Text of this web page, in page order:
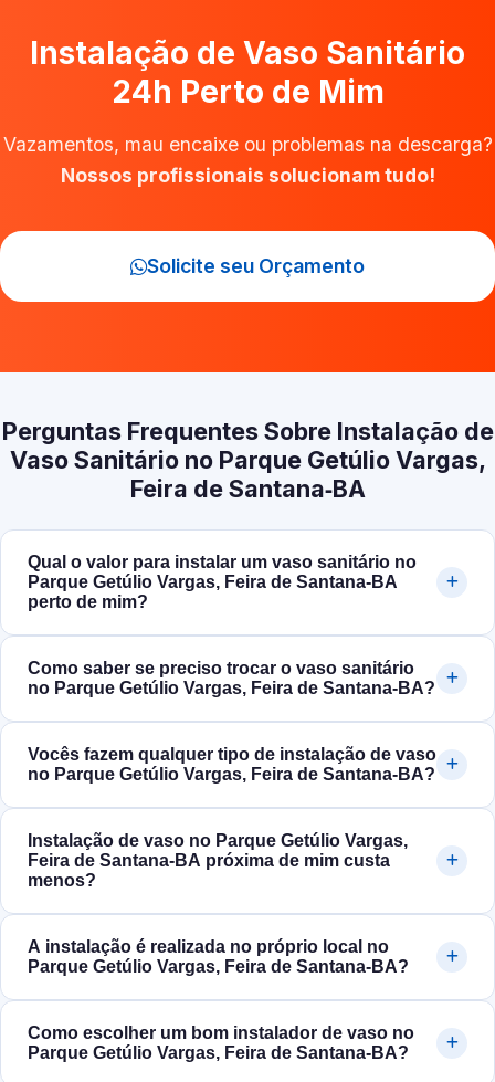
Instalação de Vaso Sanitário
24h Perto de Mim
Vazamentos, mau encaixe ou problemas na descarga?
Nossos profissionais solucionam tudo!
Solicite seu Orçamento
Perguntas Frequentes Sobre Instalação de
Vaso Sanitário no Parque Getúlio Vargas,
Feira de Santana‑BA
Qual o valor para instalar um vaso sanitário no
Parque Getúlio Vargas, Feira de Santana‑BA
perto de mim?
Como saber se preciso trocar o vaso sanitário
no Parque Getúlio Vargas, Feira de Santana‑BA?
Vocês fazem qualquer tipo de instalação de vaso
no Parque Getúlio Vargas, Feira de Santana‑BA?
Instalação de vaso no Parque Getúlio Vargas,
Feira de Santana‑BA próxima de mim custa
menos?
A instalação é realizada no próprio local no
Parque Getúlio Vargas, Feira de Santana‑BA?
Como escolher um bom instalador de vaso no
Parque Getúlio Vargas, Feira de Santana‑BA?